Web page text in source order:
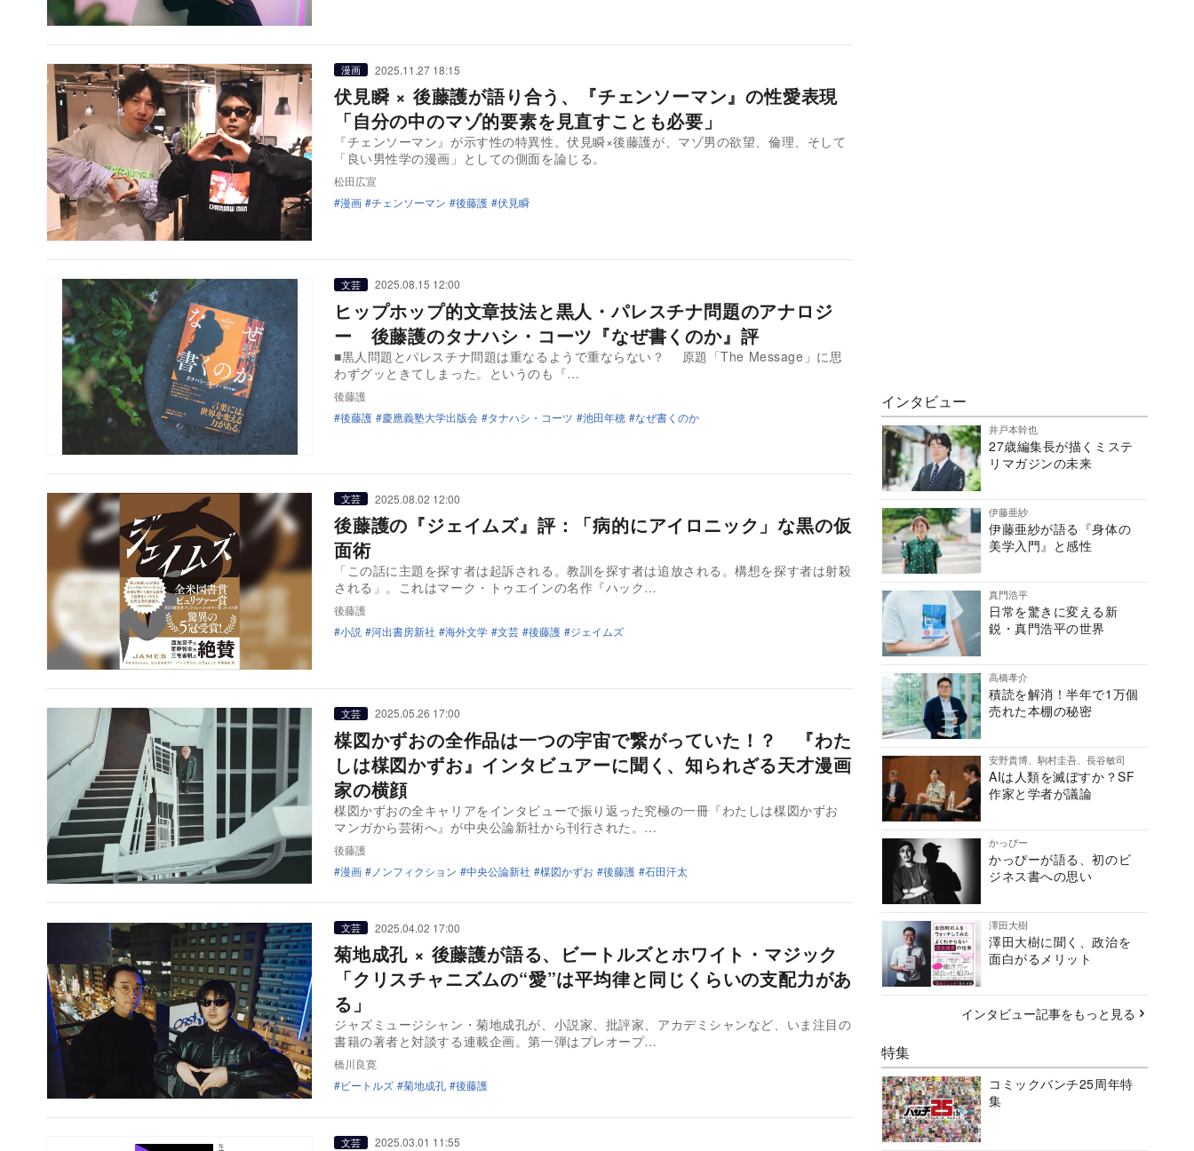
漫画 2025.11.27 18:15
伏見瞬 × 後藤護が語り合う、『チェンソーマン』の性愛表現
「自分の中のマゾ的要素を見直すことも必要」
『チェンソーマン』が示す性の特異性。伏見瞬×後藤護が、マゾ男の欲望、倫理、そして
「良い男性学の漫画」としての側面を論じる。
松田広宣
漫画
チェンソーマン 後藤護 伏見瞬
文芸 2025.08.15 12:00
ヒップホップ的文章技法と黒人・パレスチナ問題のアナロジ
ー 後藤護のタナハシ・コーツ『なぜ書くのか』評
■黒人問題とパレスチナ問題は重なるようで重ならない？ 原題「The Message」に思
わずグッときてしまった。というのも『…
後藤護
後藤護
慶應義塾大学出版会 タナハシ・コーツ 池田年穂 なぜ書くのか
文芸 2025.08.02 12:00
後藤護の『ジェイムズ』評：「病的にアイロニック」な黒の仮
面術
「この話に主題を探す者は起訴される。教訓を探す者は追放される。構想を探す者は射殺
される」。これはマーク・トゥエインの名作『ハック…
後藤護
小説
河出書房新社 海外文学 文芸 後藤護 ジェイムズ
文芸 2025.05.26 17:00
楳図かずおの全作品は一つの宇宙で繋がっていた！？ 『わた
しは楳図かずお』インタビュアーに聞く、知られざる天才漫画
家の横顔
楳図かずおの全キャリアをインタビューで振り返った究極の一冊『わたしは楳図かずお
マンガから芸術へ』が中央公論新社から刊行された。…
後藤護
漫画
ノンフィクション 中央公論新社 楳図かずお 後藤護 石田汗太
文芸 2025.04.02 17:00
菊地成孔 × 後藤護が語る、ビートルズとホワイト・マジック
「クリスチャニズムの“愛”は平均律と同じくらいの支配力があ
る」
ジャズミュージシャン・菊地成孔が、小説家、批評家、アカデミシャンなど、いま注目の
書籍の著者と対談する連載企画。第一弾はプレオープ…
橋川良寛
ビートルズ
菊地成孔 後藤護
文芸 2025.03.01 11:55
インタビュー
井戸本幹也
27歳編集長が描くミステ
リマガジンの未来
伊藤亜紗
伊藤亜紗が語る『身体の
美学入門』と感性
真門浩平
日常を驚きに変える新
鋭・真門浩平の世界
高橋孝介
積読を解消！半年で1万個
売れた本棚の秘密
安野貴博、駒村圭吾、長谷敏司
AIは人類を滅ぼすか？SF
作家と学者が議論
かっぴー
かっぴーが語る、初のビ
ジネス書への思い
澤田大樹
澤田大樹に聞く、政治を
面白がるメリット
インタビュー記事をもっと見る
特集
コミックバンチ25周年特
集